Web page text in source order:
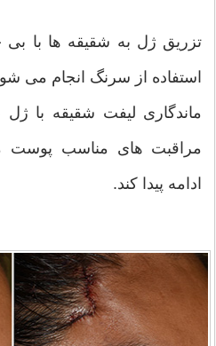
تزریق ژل به شقیقه ها با
استفاده از سرنگ انجام می
ماندگاری لیفت شقیقه با ژل
ادامه پیدا کند.